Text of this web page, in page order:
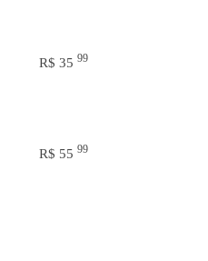
R$ 35 99
R$ 55 99